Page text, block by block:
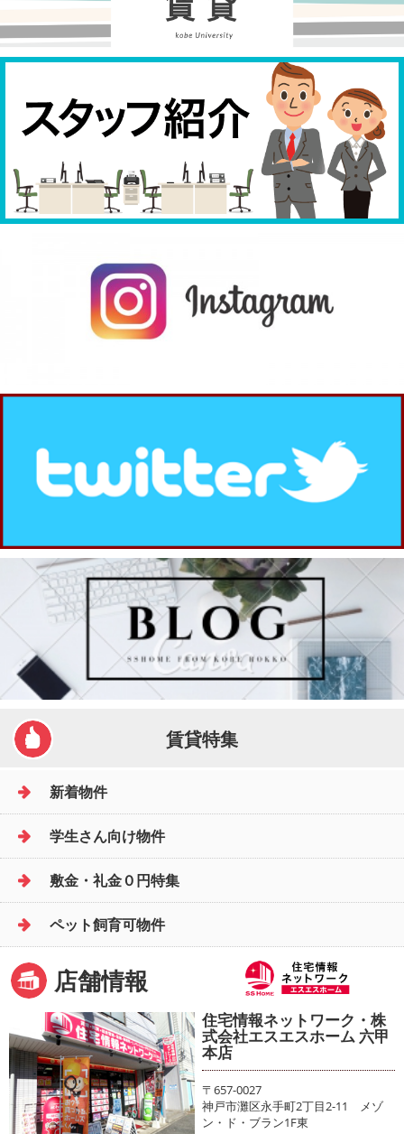
賃貸特集
新着物件
学生さん向け物件
敷金・礼金０円特集
ペット飼育可物件
店舗情報
住宅情報ネットワーク・株
式会社エスエスホーム 六甲
本店
〒657-0027
神戸市灘区永手町2丁目2-11 メゾ
ン・ド・ブラン1F東